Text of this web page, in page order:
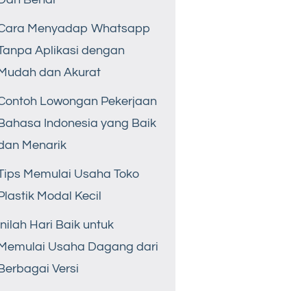
Menyadap Whatsapp
Aplikasi dengan
dan Akurat
Lowongan Pekerjaan
Indonesia yang Baik
Menarik
Memulai Usaha Toko
Modal Kecil
Hari Baik untuk
Usaha Dagang dari
Versi